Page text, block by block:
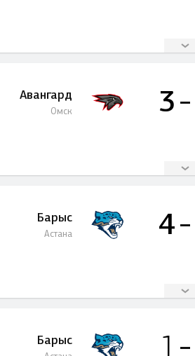
Авангард
Омск 3
Барыс
Астана 4
Барыс 1